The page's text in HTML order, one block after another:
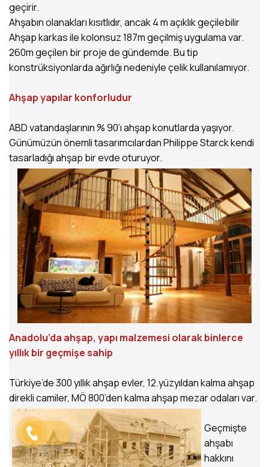
geçirir.
Ahşabın olanakları kısıtlıdır, ancak 4 m açıklık geçilebilir
Ahşap karkas ile kolonsuz 187m geçilmiş uygulama var.
260m geçilen bir proje de gündemde. Bu tip
konstrüksiyonlarda ağırlığı nedeniyle çelik kullanılamıyor.
Ahşap yapılar konforludur
ABD vatandaşlarının % 90’ı ahşap konutlarda yaşıyor.
Günümüzün önemli tasarımcılardan Philippe Starck kendi
tasarladığı ahşap bir evde oturuyor.
Anadolu’da ahşap, yapı malzemesi olarak binlerce
yıllık bir geçmişe sahip
Türkiye’de 300 yıllık ahşap evler, 12.yüzyıldan kalma ahşap
direkli camiler, MÖ 800’den kalma ahşap mezar odaları var.
Geçmişte
ahşabı
hakkını